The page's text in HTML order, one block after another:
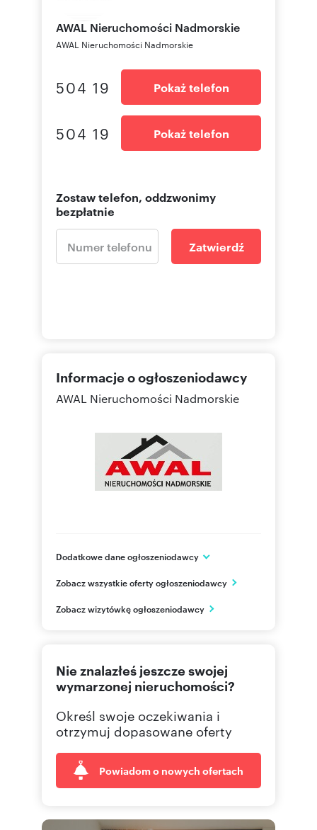
AWAL Nieruchomości Nadmorskie
AWAL Nieruchomości Nadmorskie
504 19 Pokaż telefon
504 19 Pokaż telefon
Zostaw telefon, oddzwonimy
bezpłatnie
Zatwierdź
Informacje o ogłoszeniodawcy
AWAL Nieruchomości Nadmorskie
Dodatkowe dane ogłoszeniodawcy
Puck
PL
504 19 Pokaż telefon
722 04 Pokaż telefon
Zobacz wszystkie oferty ogłoszeniodawcy
Zobacz wizytówkę ogłoszeniodawcy
Nie znalazłeś jeszcze swojej
wymarzonej nieruchomości?
Określ swoje oczekiwania i
otrzymuj dopasowane oferty
Powiadom o nowych ofertach